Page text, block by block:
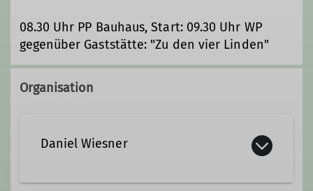
08.30 Uhr PP Bauhaus, Start: 09.30 Uhr WP
gegenüber Gaststätte: "Zu den vier Linden"
Organisation
Daniel Wiesner